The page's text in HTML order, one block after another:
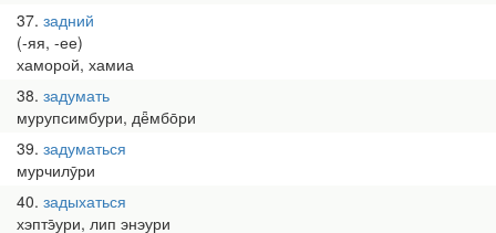
37 задний
(-яя, -ее)
хаморой, хамиа
38 задумать
мурупсимбури, дё̄мбо̄ри
39 задуматься
мурчилӯри
40 задыхаться
хэптэ̄ури, лип энэури